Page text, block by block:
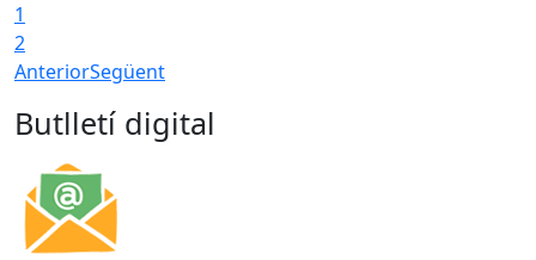
1
2
AnteriorSegüent
Butlletí digital